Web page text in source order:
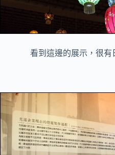
看到這邊的展示，很有